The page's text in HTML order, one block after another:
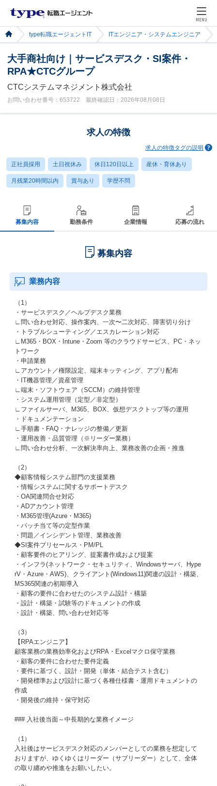
MENU
type転職エージェントIT ITエンジニア・システムエンジニア
大手商社向け｜サービスデスク・SI案件・
RPA★CTCグループ
CTCシステムマネジメント株式会社
お問い合わせ番号：653722 最終確認日：2026年08月08日
求人の特徴
求人の特徴タグの説明
正社員採用 土日祝休み 休日120日以上 産休・育休あり
月残業20時間以内 賞与あり 学歴不問
募集内容 勤務条件 企業情報 応募の流れ
募集内容
業務内容
（1）
・サービスデスク／ヘルプデスク業務
∟問い合わせ対応、操作案内、一次〜二次対応、障害切り分け
・トラブルシューティング／エスカレーション対応
∟M365・BOX・Intune・Zoom 等のクラウドサービス、PC・ネッ
トワーク
・申請業務
∟アカウント／権限設定、端末キッティング、アプリ配布
・IT機器管理／資産管理
∟端末・ソフトウェア（SCCM）の維持管理
・システム運用管理（定型／非定型）
∟ファイルサーバ、M365、BOX、仮想デスクトップ等の運用
・ドキュメンテーション
∟手順書・FAQ・ナレッジの整備／更新
・運用改善・品質管理（※リーダー業務）
∟問い合わせ分析、一次解決率向上、業務改善の企画・推進
（2）
◆顧客情報システム部門の支援業務
・情報システムに関するサポートデスク
・OA関連問合せ対応
・ADアカウント管理
・M365管理(Azure・M365)
・パッチ当て等の定型作業
・問題／インシデント管理、業務改善
◆SI案件プリセールス・PM/PL
・顧客要件のヒアリング、提案書作成および提案
・インフラ(ネットワーク・セキュリティ、Windowsサーバ、Hype
rV・Azure・AWS)、クライアント(Windows11)関連の設計・構築、
MS365関連の初期導入
・顧客の要件に合わせたのシステム設計・構築
・設計・構築・試験等のドキュメントの作成
・設計・構築、問い合わせ対応等
（3）
【RPAエンジニア】
顧客業務の業務効率化およびRPA・Excelマクロ保守業務
・顧客の要件に合わせた要件定義
・要件に基づく、設計・開発（単体・結合テスト含む）
・開発標準および設計に基づく各種仕様書・運用ドキュメントの
作成
・開発後の維持・保守対応
### 入社後当面～中長期的な業務イメージ
（1）
入社後はサービスデスク対応のメンバーとしての業務を想定して
おりますが、ゆくゆくはリーダー（サブリーダー）として、全体
の取り纏めや推進をお願いしたい。